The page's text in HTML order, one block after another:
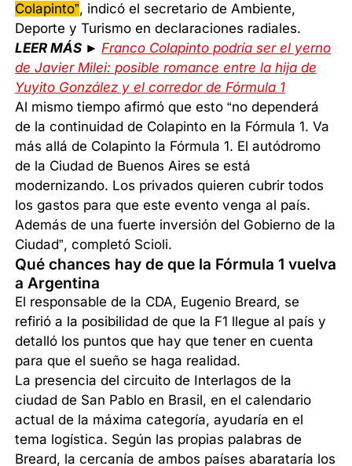
Colapinto”, indicó el secretario de Ambiente,
Deporte y Turismo en declaraciones radiales.
LEER MÁS ►Franco Colapinto podría ser el yerno
de Javier Milei: posible romance entre la hija de
Yuyito González y el corredor de Fórmula 1
Al mismo tiempo afirmó que esto “no dependerá
de la continuidad de Colapinto en la Fórmula 1. Va
más allá de Colapinto la Fórmula 1. El autódromo
de la Ciudad de Buenos Aires se está
modernizando. Los privados quieren cubrir todos
los gastos para que este evento venga al país.
Además de una fuerte inversión del Gobierno de la
Ciudad”, completó Scioli.
Qué chances hay de que la Fórmula 1 vuelva
a Argentina
El responsable de la CDA, Eugenio Breard, se
refirió a la posibilidad de que la F1 llegue al país y
detalló los puntos que hay que tener en cuenta
para que el sueño se haga realidad.
La presencia del circuito de Interlagos de la
ciudad de San Pablo en Brasil, en el calendario
actual de la máxima categoría, ayudaría en el
tema logística. Según las propias palabras de
Breard, la cercanía de ambos países abarataría los